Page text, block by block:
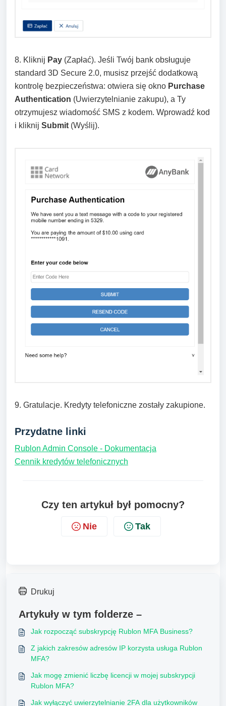
8. Kliknij Pay (Zapłać). Jeśli Twój bank obsługuje
standard 3D Secure 2.0, musisz przejść dodatkową
kontrolę bezpieczeństwa: otwiera się okno Purchase
Authentication (Uwierzytelnianie zakupu), a Ty
otrzymujesz wiadomość SMS z kodem. Wprowadź kod
i kliknij Submit (Wyślij).
9. Gratulacje. Kredyty telefoniczne zostały zakupione.
Przydatne linki
Rublon Admin Console - Dokumentacja
Cennik kredytów telefonicznych
Czy ten artykuł był pomocny?
Nie Tak
Drukuj
Artykuły w tym folderze –
Jak rozpocząć subskrypcję Rublon MFA Business?
Z jakich zakresów adresów IP korzysta usługa Rublon
MFA?
Jak mogę zmienić liczbę licencji w mojej subskrypcji
Rublon MFA?
Jak wyłączyć uwierzytelnianie 2FA dla użytkowników